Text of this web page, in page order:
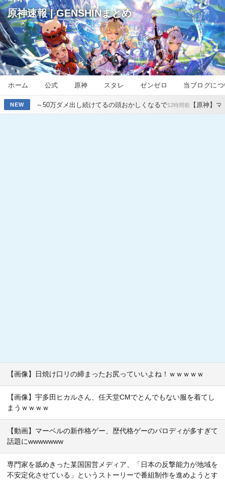
原神速報 | GENSHINまとめ
ホーム 公式 原神 スタレ ゼンゼロ 当ブログに
NEW
し続けてるの頭おかしくなるで12時間前【原神】マグロヘッド「サンドロ
【画像】日焼け口リの締まったお尻っていいよね！ｗｗｗｗｗ
【画像】宇多田ヒカルさん、任天堂CMでとんでもない服を着てし
まうｗｗｗｗ
【動画】マーベルの新作格ゲー、歴代格ゲーのパロディが多すぎて
話題にwwwwwww
専門家を舐めきった某国国営メディア、「日本の反撃能力が地域を
不安定化させている」というストーリーで番組制作を進めようとす